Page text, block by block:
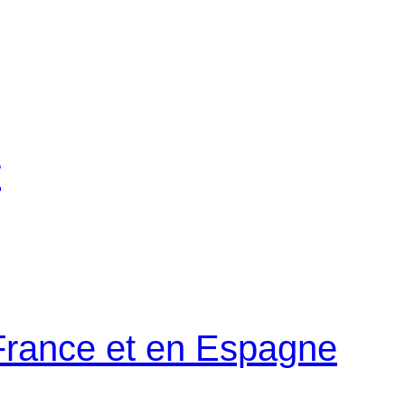
et en Espagne